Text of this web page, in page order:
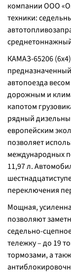
компании ООО
техники:
КАМАЗ-65206
автопоезда
дорожным и
капотом
рядный
европейским
позволяет
международных
11,97 л.
переключения
Мощная,
позволяют
седельно-
тележку – до 19
тормозами, а